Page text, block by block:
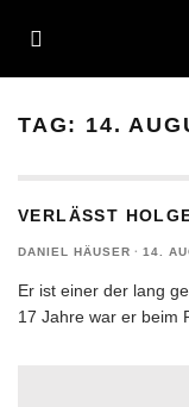
TAG: 14.
VERLÄSST
DANIEL HÄUSER · 14.
Er ist einer der lang
17 Jahre war er beim